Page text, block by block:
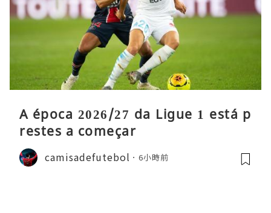
A época 2026/27 da Ligue 1 está p
restes a começar
camisadefutebol 6小時前